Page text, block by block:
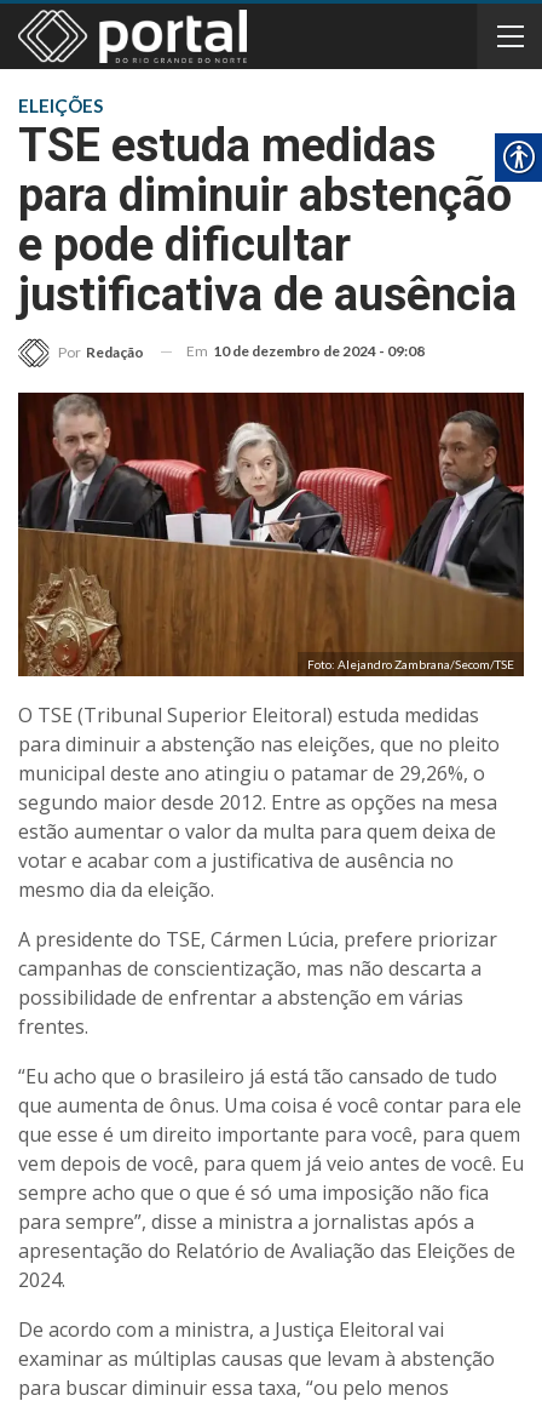
ELEIÇÕES
TSE estuda medidas
para diminuir abstenção
e pode dificultar
justificativa de ausência
Por Redação Em 10 de dezembro de 2024 - 09:08
Foto: Alejandro Zambrana/Secom/TSE
O TSE (Tribunal Superior Eleitoral) estuda medidas
para diminuir a abstenção nas eleições, que no pleito
municipal deste ano atingiu o patamar de 29,26%, o
segundo maior desde 2012. Entre as opções na mesa
estão aumentar o valor da multa para quem deixa de
votar e acabar com a justificativa de ausência no
mesmo dia da eleição.
A presidente do TSE, Cármen Lúcia, prefere priorizar
campanhas de conscientização, mas não descarta a
possibilidade de enfrentar a abstenção em várias
frentes.
“Eu acho que o brasileiro já está tão cansado de tudo
que aumenta de ônus. Uma coisa é você contar para ele
que esse é um direito importante para você, para quem
vem depois de você, para quem já veio antes de você. Eu
sempre acho que o que é só uma imposição não fica
para sempre”, disse a ministra a jornalistas após a
apresentação do Relatório de Avaliação das Eleições de
2024.
De acordo com a ministra, a Justiça Eleitoral vai
examinar as múltiplas causas que levam à abstenção
para buscar diminuir essa taxa, “ou pelo menos